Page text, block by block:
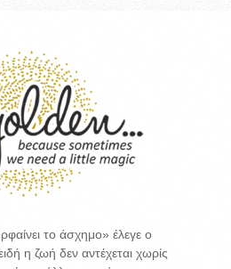
το άσχημο» έλεγε ο
η ζωή δεν αντέχεται χωρίς